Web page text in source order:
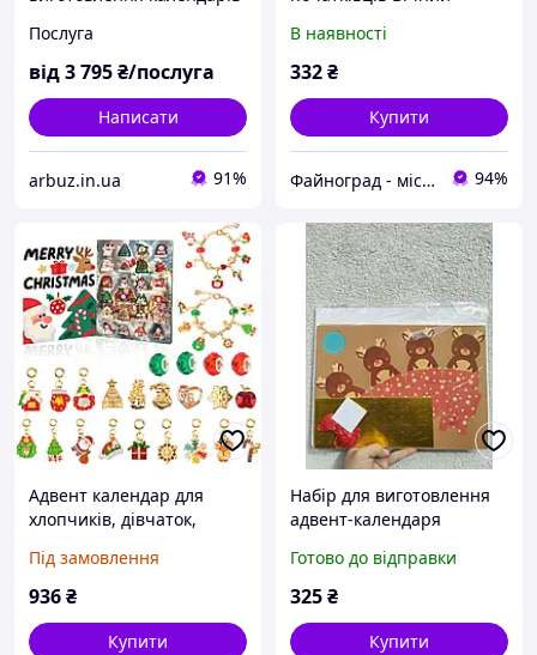
Послуга
від3 795₴/послуга
Написати
arbuz.in.ua 91%
8MM246073
В наявності
332₴
Купити
Файноград - місто файних речей 94%
Адвент календар для
хлопчиків, дівчаток,
ювелірні вироби,
браслет, DIY,
для дівчаток у
Під замовлення
936₴
Купити
Набір для виготовлення
адвент-календаря
календар із кишеньками
та декором, 24 дні свята
Готово до відправки
325₴
Купити